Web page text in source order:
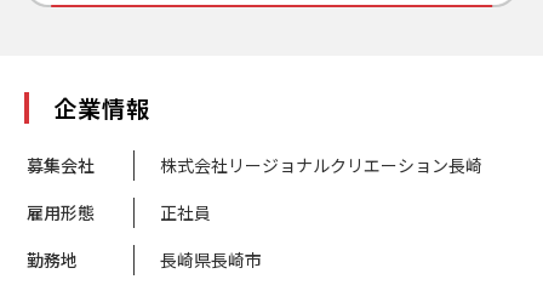
企業情報
募集会社
株式会社リージョナルクリエーション長崎
雇用形態
正社員
勤務地
長崎県長崎市